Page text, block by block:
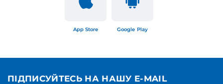
App Store Google Play
ПІДПИСУЙТЕСЬ НА НАШУ E-MAIL